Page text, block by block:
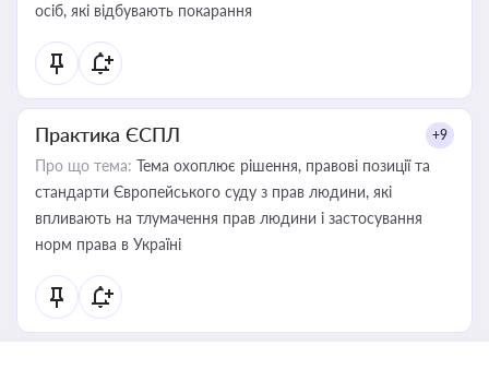
осіб, які відбувають покарання
Практика ЄСПЛ +9
Про що тема: Тема охоплює рішення, правові позиції та
стандарти Європейського суду з прав людини, які
впливають на тлумачення прав людини і застосування
норм права в Україні